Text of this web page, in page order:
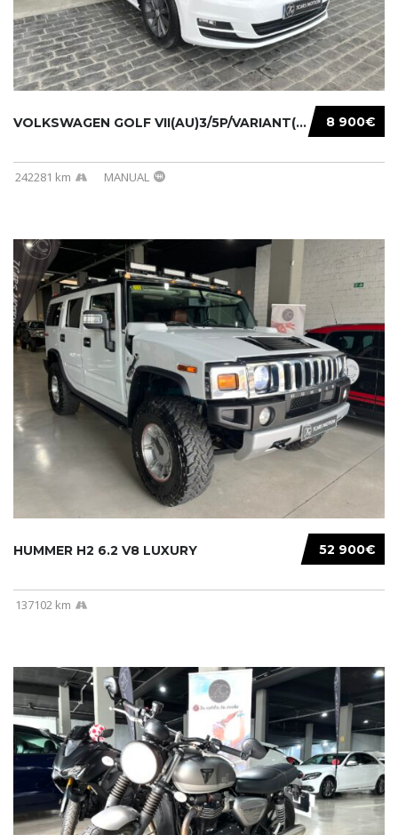
8 900€
VOLKSWAGEN GOLF VII(AU)3/5P/VARIANT(12-16 20...
242281 km MANUAL
52 900€
HUMMER H2 6.2 V8 LUXURY
137102 km